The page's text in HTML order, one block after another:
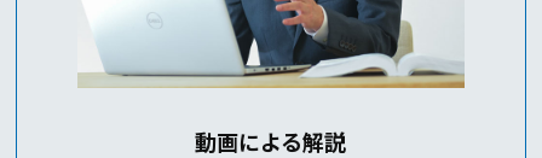
動画による解説